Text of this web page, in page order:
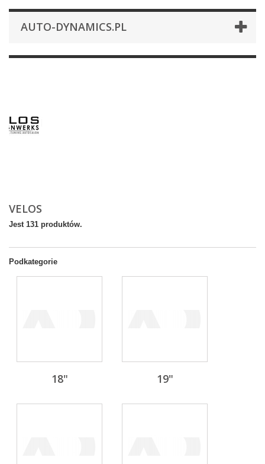
AUTO-DYNAMICS.PL
VELOS
Jest 131 produktów.
Podkategorie
18" 19"